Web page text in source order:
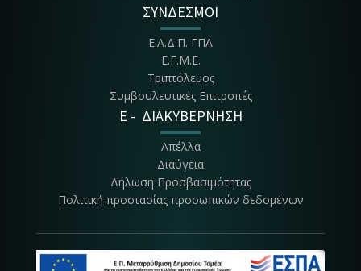
ΣΥΝΔΕΣΜΟΙ
Ε.Α.Δ.Π. ΓΠΑ
Ε.Γ.Μ.Ε.
Τριπτόλεμος
Συμβουλευτικές Επιτροπές
E - ΔΙΑΚΥΒΕΡΝΗΣΗ
Απέλλα
Διαύγεια
Δήλωση Προσβασιμότητας
Πολιτική προστασίας προσωπικών δεδομένων